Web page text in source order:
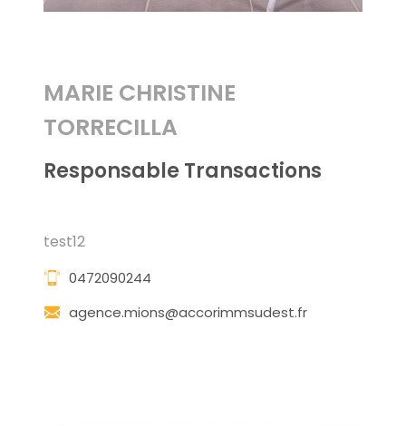
MARIE CHRISTINE
TORRECILLA
Responsable Transactions
test12
0472090244
agence.mions@accorimmsudest.fr